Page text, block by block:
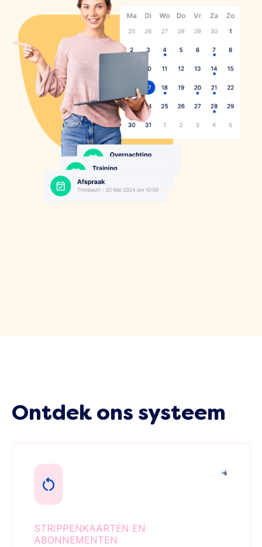
Ontdek ons systeem
STRIPPENKAARTEN EN
ABONNEMENTEN